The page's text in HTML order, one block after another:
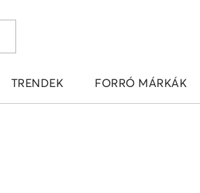
TRENDEK FORRÓ MÁRKÁK